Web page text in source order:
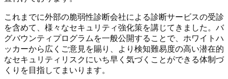
これまでに外部の脆弱性診断会社による診断サービスの受診
を含めて、様々なセキュリティ強化策を講じてきました。バ
グバウンティプログラムを一般公開することで、ホワイトハ
ッカーから広くご意見を賜り、より検知難易度の高い潜在的
なセキュリティリスクにいち早く気づくことができる体制づ
くりを目指してまいります。